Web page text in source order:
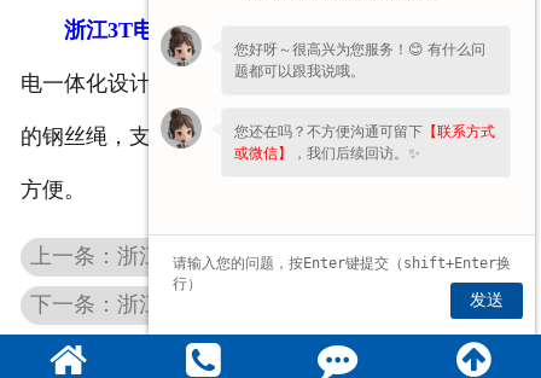
浙江3T电动葫芦
电一体化设计，更换不同的模具，即可限制不同尺寸
的钢丝绳，支配简便、平安；检查、装置、保养电机
方便。
上一条：浙江微型电动葫芦
下一条：浙江2T电动葫芦
您好呀～很高兴为您服务！😊 有什么问
题都可以跟我说哦。
您还在吗？不方便沟通可留下 【联系方式
或微信】
，我们后续回访。✨
发送